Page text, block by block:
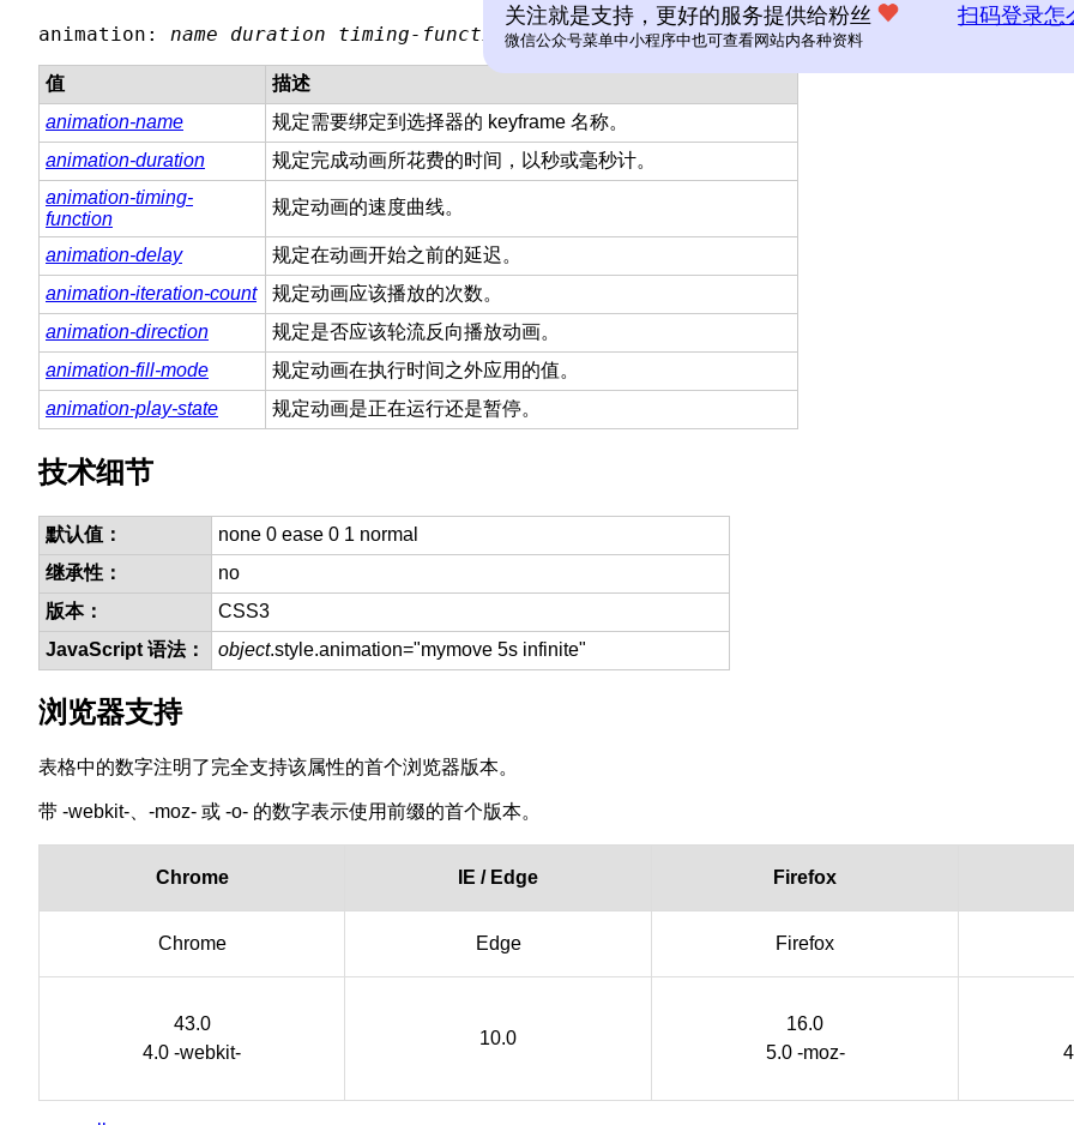
animation: name duration timing-function delay iteration-count direction
值
描述
animation-name
规定需要绑定到选择器的 keyframe 名称。
animation-duration
规定完成动画所花费的时间，以秒或毫秒计。
animation-timing-
function
规定动画的速度曲线。
animation-delay
规定在动画开始之前的延迟。
animation-iteration-count
规定动画应该播放的次数。
animation-direction
规定是否应该轮流反向播放动画。
animation-fill-mode
规定动画在执行时间之外应用的值。
animation-play-state
规定动画是正在运行还是暂停。
技术细节
默认值：
none 0 ease 0 1 normal
继承性：
no
版本：
CSS3
JavaScript 语法：
object.style.animation="mymove 5s infinite"
浏览器支持
表格中的数字注明了完全支持该属性的首个浏览器版本。
带 -webkit-、-moz- 或 -o- 的数字表示使用前缀的首个版本。
Chrome IE / Edge Firefox
Chrome Edge Firefox
43.0
4.0 -webkit-
10.0
16.0
5.0 -moz-
关注就是支持，更好的服务提供给粉丝
扫码登录怎
微信公众号菜单中小程序中也可查看网站内各种资料